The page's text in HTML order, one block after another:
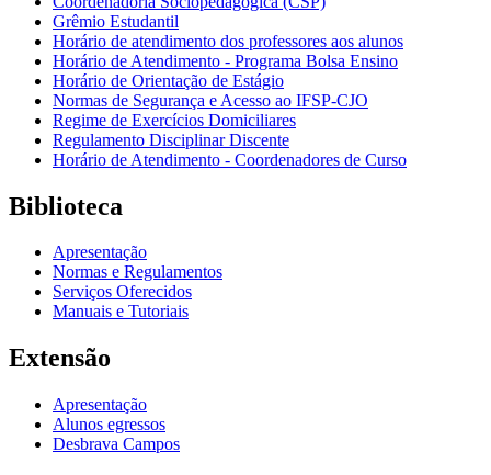
Grêmio Estudantil
Horário de atendimento dos professores aos alunos
Horário de Atendimento - Programa Bolsa Ensino
Horário de Orientação de Estágio
Normas de Segurança e Acesso ao IFSP-CJO
Regime de Exercícios Domiciliares
Regulamento Disciplinar Discente
Horário de Atendimento - Coordenadores de Curso
Biblioteca
Apresentação
Normas e Regulamentos
Serviços Oferecidos
Manuais e Tutoriais
Extensão
Apresentação
Alunos egressos
Desbrava Campos